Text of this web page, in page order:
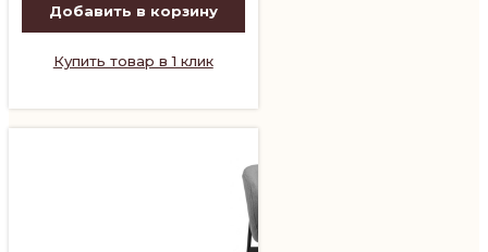
Добавить в корзину
Купить товар в 1 клик